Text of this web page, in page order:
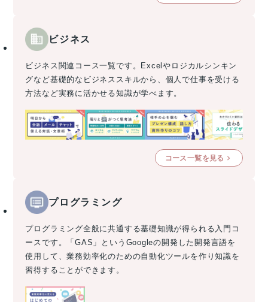
ビジネス
ビジネス関連コース一覧です。Excelやロジカルシンキン
グなど基礎的なビジネススキルから、個人で仕事を受ける
方法など実務に活かせる知識が学べます。
コース一覧を見る
プログラミング
プログラミング全般に共通する基礎知識が得られる入門コ
ースです。「GAS」というGoogleの開発した開発言語を
使用して、業務効率化のための自動化ツールを作り知識を
習得することができます。